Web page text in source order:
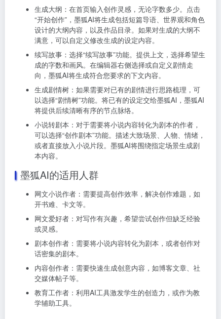
生成大纲： 在首页输入创作灵感，无论字数多少。 点击
“开始创作”，墨狐AI将生成包括短篇导语、世界观和角色
设计的大纲内容，以及作品目录。 如果对生成的大纲不
满意，可以自定义修改生成的设定内容。
续写故事： 选择“续写故事”功能。 提供上文，选择希望生
成的字数和画风。 在编辑器右侧选择或自定义剧情走
向，墨狐AI将生成符合您要求的下文内容。
生成剧情树： 如果需要对已有的剧情进行思路梳理，可
以选择“剧情树”功能。 将已有的设定交给墨狐AI，墨狐AI
将提供后续清晰有序的节点脉络。
小说转剧本： 对于需要将小说内容转化为剧本的作者，
可以选择“创作剧本”功能。 描述大致场景、人物、情绪，
或者直接放入小说片段。 墨狐AI将围绕指定场景生成剧
本内容。
墨狐AI的适用人群
网文小说作者：需要提高创作效率，解决创作难题，如
开书难、卡文等。
网文爱好者：对写作有兴趣，希望尝试创作但缺乏经验
或灵感。
剧本创作者：需要将小说内容转化为剧本，或者创作对
话密集的剧本。
内容创作者：需要快速生成创意内容，如博客文章、社
交媒体帖子等。
教育工作者：利用AI工具激发学生的创造力，或作为教
学辅助工具。